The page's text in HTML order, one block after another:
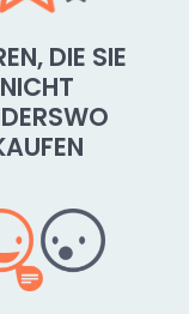
DIE SIE
NICHT